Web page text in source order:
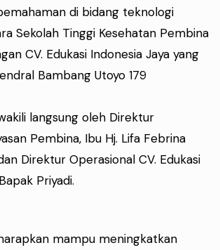
di bidang teknologi
Sekolah Tinggi Kesehatan Pembina
CV. Edukasi Indonesia Jaya yang
Bambang Utoyo 179
langsung oleh Direktur
Pembina, Ibu Hj. Lifa Febrina
Direktur Operasional CV. Edukasi
Priyadi.
mampu meningkatkan